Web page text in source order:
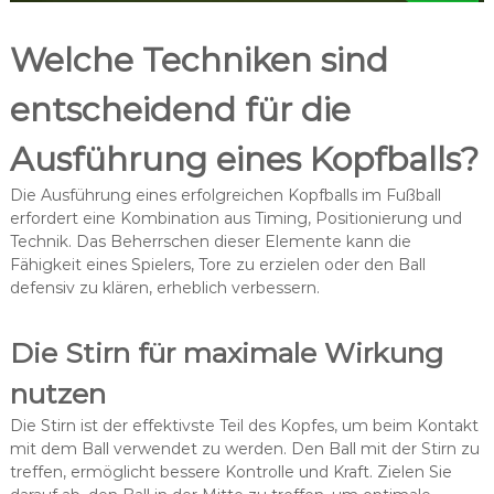
Welche Techniken sind
entscheidend für die
Ausführung eines Kopfballs?
Die Ausführung eines erfolgreichen Kopfballs im Fußball
erfordert eine Kombination aus Timing, Positionierung und
Technik. Das Beherrschen dieser Elemente kann die
Fähigkeit eines Spielers, Tore zu erzielen oder den Ball
defensiv zu klären, erheblich verbessern.
Die Stirn für maximale Wirkung
nutzen
Die Stirn ist der effektivste Teil des Kopfes, um beim Kontakt
mit dem Ball verwendet zu werden. Den Ball mit der Stirn zu
treffen, ermöglicht bessere Kontrolle und Kraft. Zielen Sie